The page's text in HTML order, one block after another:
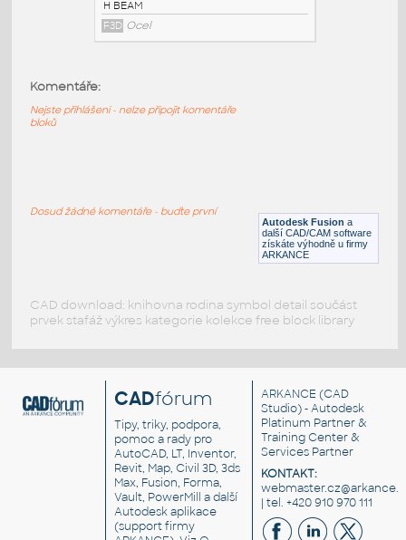
F3D Ocel
F3D Ocel
Autodesk Fusion a
další CAD/CAM software
získáte výhodně u firmy
ARKANCE
Komentáře:
Nejste přihlášeni - nelze připojit komentáře
bloků
Dosud žádné komentáře - buďte první
CAD download: knihovna rodina symbol detail součást
prvek stafáž výkres kategorie kolekce free block library
CADfórum
Tipy, triky, podpora,
pomoc a rady pro
AutoCAD, LT, Inventor,
Revit, Map, Civil 3D, 3ds
Max, Fusion, Forma,
Vault, PowerMill a další
Autodesk aplikace
(support firmy
ARKANCE (CAD
Studio) - Autodesk
Platinum Partner &
Training Center &
Services Partner
KONTAKT:
| tel. +420 910 970 111